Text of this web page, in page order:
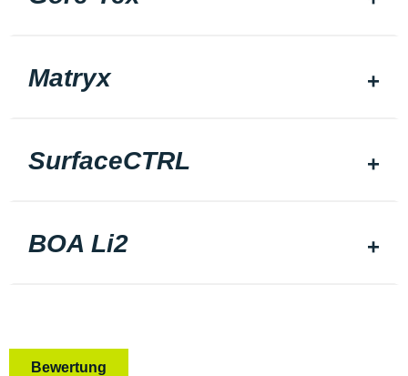
Matryx
SurfaceCTRL
BOA Li2
Bewertung